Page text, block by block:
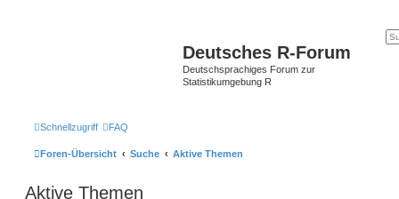
Deutsches R-Forum
Deutschsprachiges Forum zur
Statistikumgebung R
Schnellzugriff FAQ
Foren-Übersicht Suche Aktive Themen
Aktive Themen